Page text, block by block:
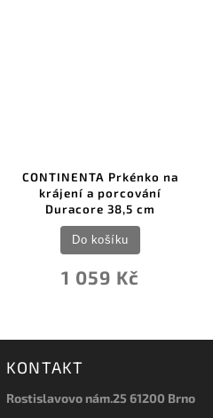
CONTINENTA Prkénko na
krájení a porcování
Duracore 38,5 cm
1 059 Kč
Do košíku
KONTAKT
Rostislavovo nám.25 61200 Brno